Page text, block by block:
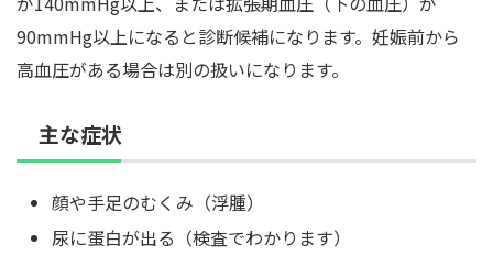
90mmHg以上になると診断候補になります。妊娠前から
高血圧がある場合は別の扱いになります。
主な症状
顔や手足のむくみ（浮腫）
尿に蛋白が出る（検査でわかります）